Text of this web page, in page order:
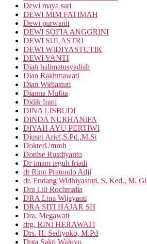
Dewi maya sari
DEWI MIM FATIMAH
Dewi purwanti
DEWI SOFIA ANGGRINI
DEWI SULASTRI
DEWI WIDIYASTUTIK
DEWI YANTI
Diah halimatusyadiah
Dian Rakhmawati
Dian Widiastuti
Dianna Mufita
Didik Irani
DINA LISBUDI
DINDA NURHANIFA
DIYAH AYU PERTIWI
Djusni Arief,S.Pd.,M.Si
DokterUmroh
Donise Rusdiyanto
Dr imam teguh friadi
dr Rino Pratondo Adji
dr. Endang Widhiyastuti, S. Ked., M.
Dra Lili Rochmalia
DRA Lina Wijayanti
DRA SITI HAJAR SH
Dra. Megawati
drg. RINI HERAWATI
Drs. H. Sediyoko, M.Pd
Duta Sakti Waluyo